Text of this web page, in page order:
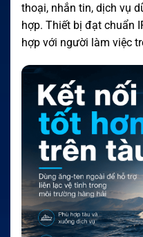
thoại, nhắn tin, dịch vụ
hợp. Thiết bị đạt chuẩn
hợp với người làm việc